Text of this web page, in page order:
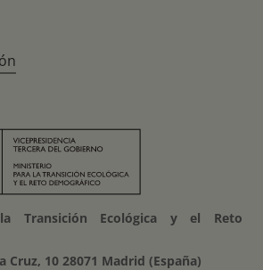
Transición Ecológica y el Reto
Cruz, 10 28071 Madrid (España)